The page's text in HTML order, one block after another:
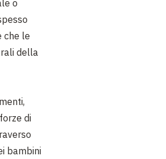
o
che le
della
di
bambini